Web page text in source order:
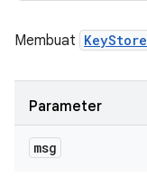
Membuat
Parameter
msg